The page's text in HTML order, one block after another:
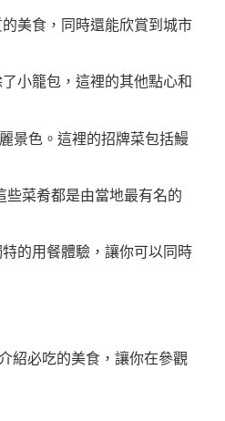
美食，同時還能欣賞到城市
小籠包，這裡的其他點心和
景色。這裡的招牌菜包括鰻
些菜肴都是由當地最有名的
的用餐體驗，讓你可以同時
紹必吃的美食，讓你在參觀